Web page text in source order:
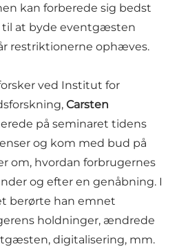
kan forberede sig bedst
til at byde eventgæsten
restriktionerne ophæves.
ved Institut for
Carsten
på seminaret tidens
og kom med bud på
om, hvordan forbrugernes
og efter en genåbning. I
berørte han emnet
holdninger, ændrede
digitalisering, mm.